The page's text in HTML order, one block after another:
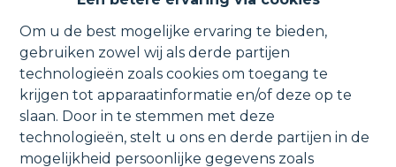
Om u de best mogelijke ervaring te bieden,
gebruiken zowel wij als derde partijen
technologieën zoals cookies om toegang te
krijgen tot apparaatinformatie en/of deze op te
slaan. Door in te stemmen met deze
technologieën, stelt u ons en derde partijen in de
mogelijkheid persoonlijke gegevens zoals
Huurinvestering: Gelijkvloers
appartement met ruim terras.